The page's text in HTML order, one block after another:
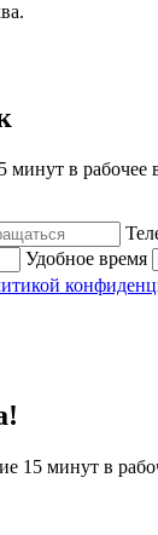
минут в
Удобное время
15 минут в